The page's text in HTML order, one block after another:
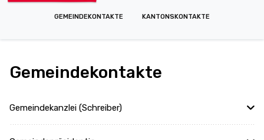
GEMEINDEKONTAKTE KANTONSKONTAKTE
Gemeindekontakte
Gemeindekanzlei (Schreiber)